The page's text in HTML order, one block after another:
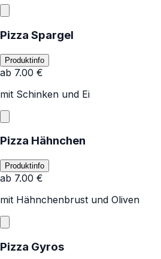
Pizza Spargel
Produktinfo
ab 7.00 €
mit Schinken und Ei
Pizza Hähnchen
Produktinfo
ab 7.00 €
mit Hähnchenbrust und Oliven
Pizza Gyros